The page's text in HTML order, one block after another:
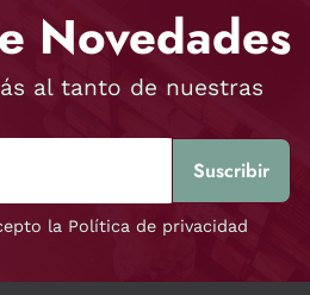
Novedades
al tanto de nuestras
la Política de privacidad